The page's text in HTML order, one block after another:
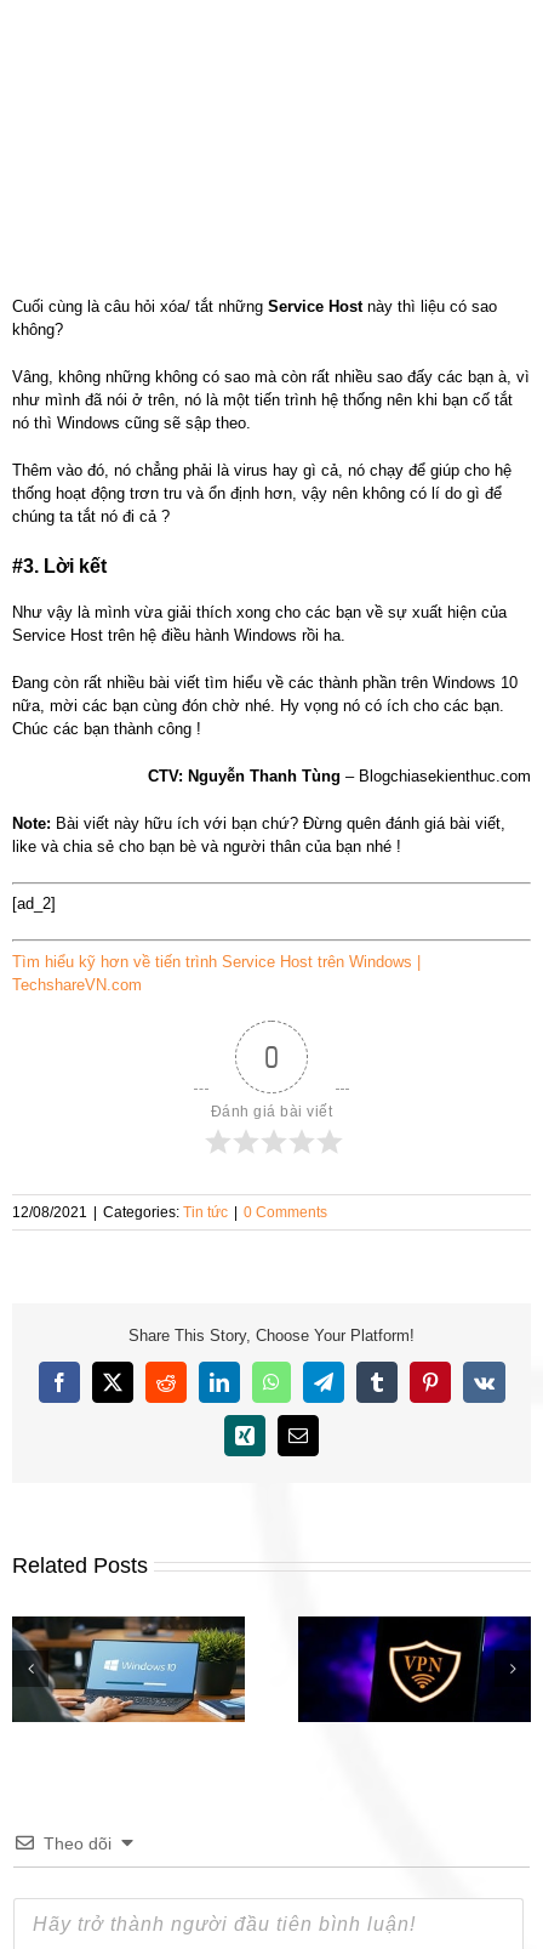
Cuối cùng là câu hỏi xóa/ tắt những Service Host này thì liệu có sao
không?
Vâng, không những không có sao mà còn rất nhiều sao đấy các bạn à, vì
như mình đã nói ở trên, nó là một tiến trình hệ thống nên khi bạn cố tắt
nó thì Windows cũng sẽ sập theo.
Thêm vào đó, nó chẳng phải là virus hay gì cả, nó chạy để giúp cho hệ
thống hoạt động trơn tru và ổn định hơn, vậy nên không có lí do gì để
chúng ta tắt nó đi cả ?
#3. Lời kết
Như vậy là mình vừa giải thích xong cho các bạn về sự xuất hiện của
Service Host trên hệ điều hành Windows rồi ha.
Đang còn rất nhiều bài viết tìm hiểu về các thành phần trên Windows 10
nữa, mời các bạn cùng đón chờ nhé. Hy vọng nó có ích cho các bạn.
Chúc các bạn thành công !
CTV: Nguyễn Thanh Tùng – Blogchiasekienthuc.com
Note: Bài viết này hữu ích với bạn chứ? Đừng quên đánh giá bài viết,
like và chia sẻ cho bạn bè và người thân của bạn nhé !
[ad_2]
Tìm hiểu kỹ hơn về tiến trình Service Host trên Windows |
TechshareVN.com
0
Đánh giá bài viết
12/08/2021 | Categories: Tin tức | 0 Comments
Share This Story, Choose Your Platform!
Facebook
X RedditLinkedInWhatsAppTelegramTumblrPinterest
Vk
Xing Email
Related Posts
Phần mềm Fake IP hàng
đầu trên iOS, Android,
Windows
Tải Windows 11
Preview (File ISO)
Theo dõi